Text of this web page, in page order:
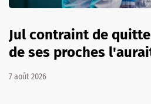
Jul contraint de
de ses proches
7 août 2026